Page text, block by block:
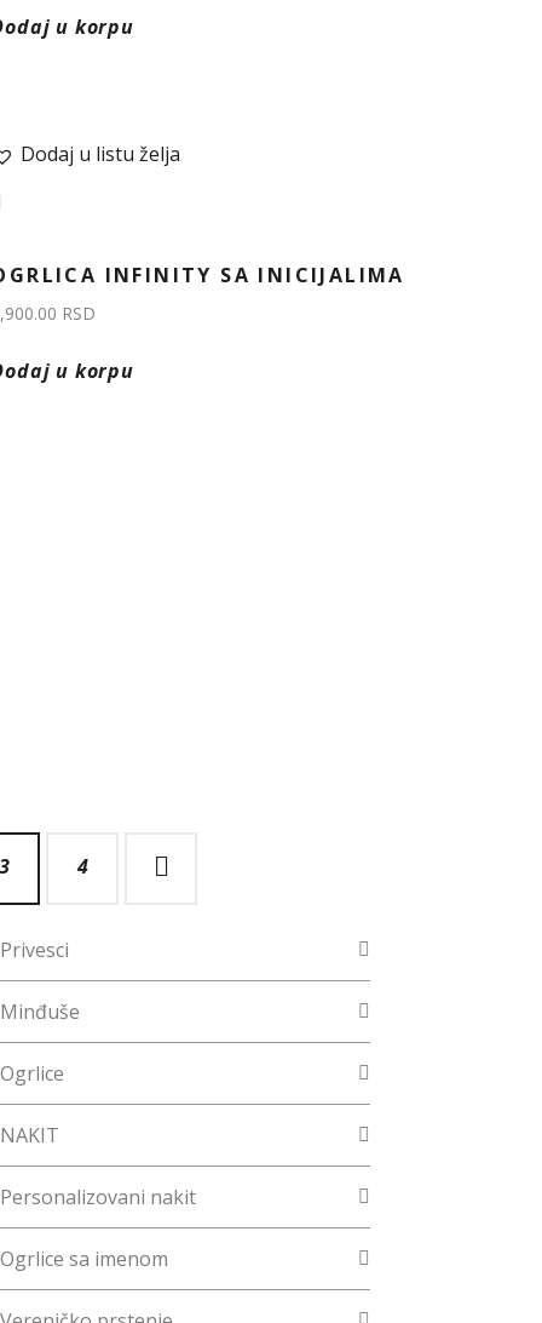
u korpu
Dodaj u listu želja
INFINITY SA INICIJALIMA
RSD
u korpu
4
Privesci
Minđuše
Ogrlice
NAKIT
Personalizovani nakit
Ogrlice sa imenom